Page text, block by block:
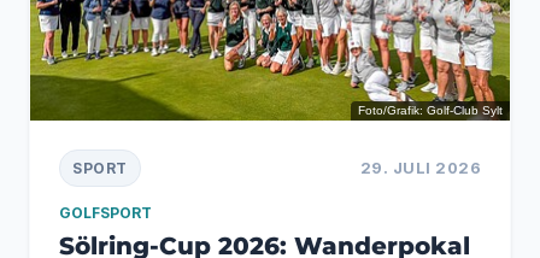
Foto/Grafik: Golf-Club Sylt
29. JULI 2026
SPORT
GOLFSPORT
Sölring-Cup 2026: Wanderpokal